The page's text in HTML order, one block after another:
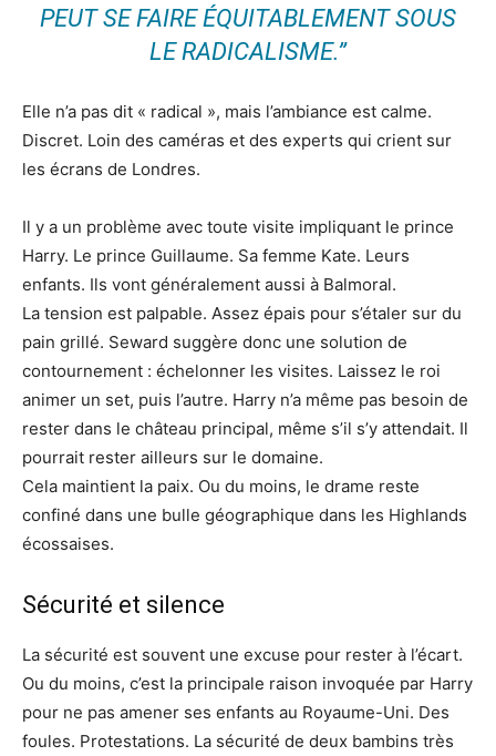
PEUT SE FAIRE ÉQUITABLEMENT SOUS
LE RADICALISME.”
Elle n’a pas dit « radical », mais l’ambiance est calme.
Discret. Loin des caméras et des experts qui crient sur
les écrans de Londres.
Il y a un problème avec toute visite impliquant le prince
Harry. Le prince Guillaume. Sa femme Kate. Leurs
enfants. Ils vont généralement aussi à Balmoral.
La tension est palpable. Assez épais pour s’étaler sur du
pain grillé. Seward suggère donc une solution de
contournement : échelonner les visites. Laissez le roi
animer un set, puis l’autre. Harry n’a même pas besoin de
rester dans le château principal, même s’il s’y attendait. Il
pourrait rester ailleurs sur le domaine.
Cela maintient la paix. Ou du moins, le drame reste
confiné dans une bulle géographique dans les Highlands
écossaises.
Sécurité et silence
La sécurité est souvent une excuse pour rester à l’écart.
Ou du moins, c’est la principale raison invoquée par Harry
pour ne pas amener ses enfants au Royaume-Uni. Des
foules. Protestations. La sécurité de deux bambins très